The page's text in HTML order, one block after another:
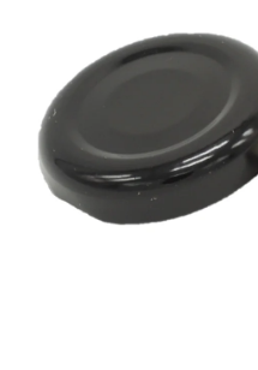
5
hvězdiček.